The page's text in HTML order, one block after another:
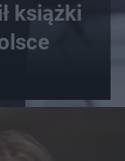
książki